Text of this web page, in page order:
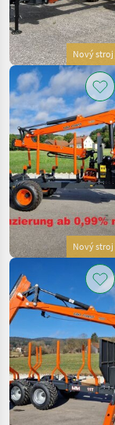
Nový stroj
Nový stroj